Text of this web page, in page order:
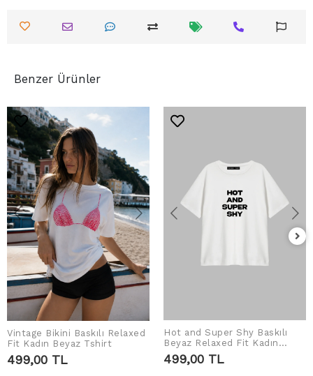
Benzer Ürünler
ADD TO CART
Vintage Bikini Baskılı Relaxed
Fit Kadın Beyaz Tshirt
499,00 TL
ADD TO CART
Hot and Super Shy Baskılı
Beyaz Relaxed Fit Kadın
Tshirt
499,00 TL